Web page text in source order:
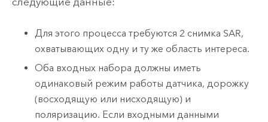
Для этого процесса требуются 2 снимка SAR,
охватывающих одну и ту же область интереса.
Оба входных набора должны иметь
одинаковый режим работы датчика, дорожку
(восходящую или нисходящую) и
поляризацию. Если входными данными